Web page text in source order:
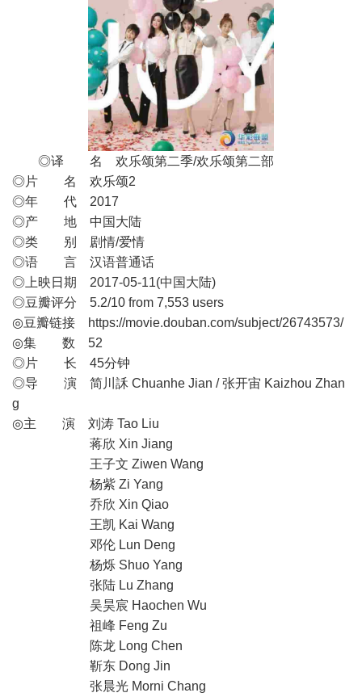
◎译 名 欢乐颂第二季/欢乐颂第二部
◎片 名 欢乐颂2
◎年 代 2017
◎产 地 中国大陆
◎类 别 剧情/爱情
◎语 言 汉语普通话
◎上映日期 2017-05-11(中国大陆)
◎豆瓣评分 5.2/10 from 7,553 users
◎豆瓣链接 https://movie.douban.com/subject/26743573/
◎集 数 52
◎片 长 45分钟
◎导 演 简川訸 Chuanhe Jian / 张开宙 Kaizhou Zhan
g
◎主 演 刘涛 Tao Liu
蒋欣 Xin Jiang
王子文 Ziwen Wang
杨紫 Zi Yang
乔欣 Xin Qiao
王凯 Kai Wang
邓伦 Lun Deng
杨烁 Shuo Yang
张陆 Lu Zhang
吴昊宸 Haochen Wu
祖峰 Feng Zu
陈龙 Long Chen
靳东 Dong Jin
张晨光 Morni Chang